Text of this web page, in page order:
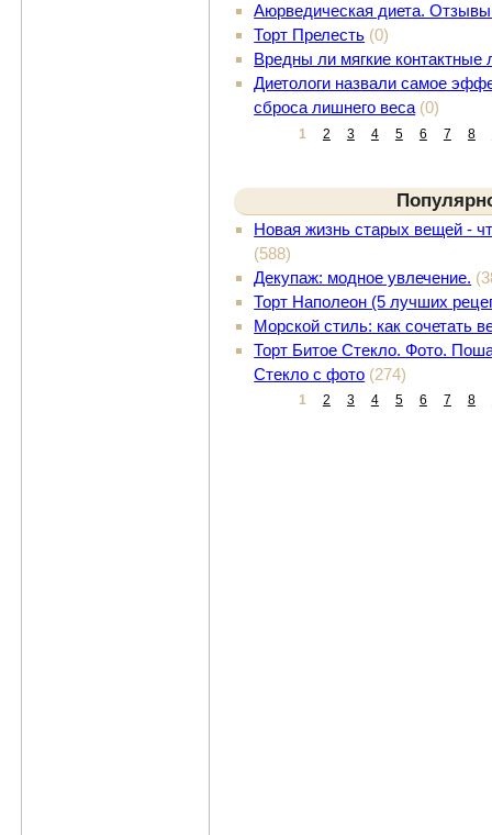
Аюрведическая диета.
Торт Прелесть (0)
Вредны ли мягкие контактные
Диетологи назвали самое
сброса лишнего веса (0)
1 2 3 4 5 6 7 8
Новая жизнь старых вещей -
(588)
Декупаж: модное увлечение.
Торт Наполеон (5 лучших
Морской стиль: как сочетать
Торт Битое Стекло. Фото.
Стекло с фото (274)
1 2 3 4 5 6 7 8